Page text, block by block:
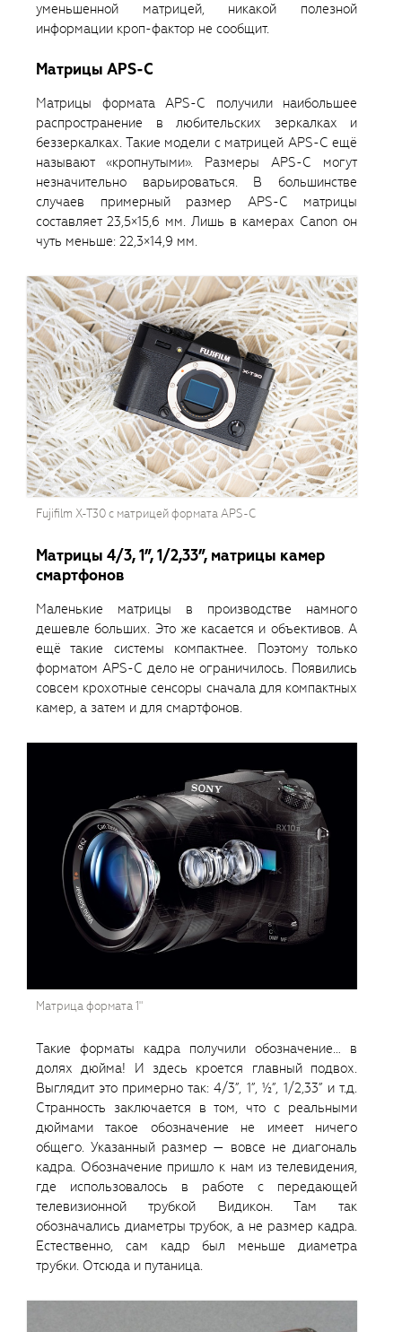
уменьшенной матрицей, никакой полезной
информации кроп-фактор не сообщит.
Матрицы APS-C
Матрицы формата APS-C получили наибольшее
распространение в любительских зеркалках и
беззеркалках. Такие модели с матрицей APS-C ещё
называют «кропнутыми». Размеры APS-C могут
незначительно варьироваться. В большинстве
случаев примерный размер APS-C матрицы
составляет 23,5×15,6 мм. Лишь в камерах Canon он
чуть меньше: 22,3×14,9 мм.
Fujifilm X-T30 с матрицей формата APS-C
Матрицы 4/3, 1”, 1/2,33”, матрицы камер
смартфонов
Маленькие матрицы в производстве намного
дешевле больших. Это же касается и объективов. А
ещё такие системы компактнее. Поэтому только
форматом APS-C дело не ограничилось. Появились
совсем крохотные сенсоры сначала для компактных
камер, а затем и для смартфонов.
Матрица формата 1"
Такие форматы кадра получили обозначение… в
долях дюйма! И здесь кроется главный подвох.
Выглядит это примерно так: 4/3”, 1”, ½”, 1/2,33” и т.д.
Странность заключается в том, что с реальными
дюймами такое обозначение не имеет ничего
общего. Указанный размер — вовсе не диагональ
кадра. Обозначение пришло к нам из телевидения,
где использовалось в работе с передающей
телевизионной трубкой Видикон. Там так
обозначались диаметры трубок, а не размер кадра.
Естественно, сам кадр был меньше диаметра
трубки. Отсюда и путаница.